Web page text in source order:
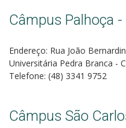
Câmpus Palhoça -
Endereço: Rua João
Universitária Pedra Branca -
Telefone: (48) 3341 9752
Câmpus São